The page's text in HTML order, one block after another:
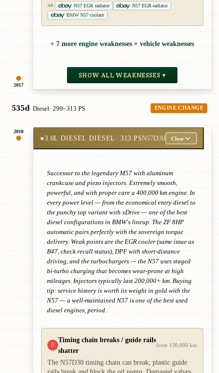
2017
AD N57 EGR radiator
N57 EGR-radiator
BMW N57 coolant
+ 7 more engine weaknesses + vehicle weaknesses
SHOW ALL WEAKNESSES ▾
535d· Diesel· 299–313 PS ENGINE CHANGE
2010
●3.0L DIESEL DIESEL· 313 PSN57D30 Close
Successor to the legendary M57 with aluminum
crankcase and piezo injectors. Extremely smooth,
powerful, and with proper care a 400,000 km engine. In
every power level — from the economical entry diesel to
the punchy top variant with xDrive — one of the best
diesel configurations in BMW's lineup. The ZF 8HP
automatic pairs perfectly with the sovereign torque
delivery. Weak points are the EGR cooler (same issue as
B47, check recall status), DPF with short-distance
driving, and the turbochargers — the N57 uses staged
bi-turbo charging that becomes wear-prone at high
mileages. Injectors typically last 200,000+ km. Buying
tip: service history is worth its weight in gold with the
N57 — a well-maintained N57 is one of the best used
diesel engines, period.
!!
Timing chain breaks / guide rails
shatter
from 130,000 km
The N57D30 timing chain can break; plastic guide